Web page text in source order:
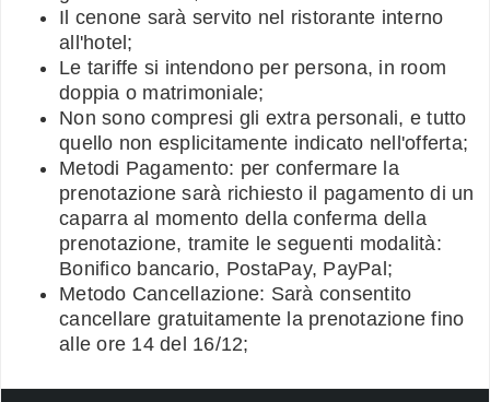
Il cenone sarà servito nel ristorante interno
all'hotel;
Le tariffe si intendono per persona, in room
doppia o matrimoniale;
Non sono compresi gli extra personali, e tutto
quello non esplicitamente indicato nell'offerta;
Metodi Pagamento: per confermare la
prenotazione sarà richiesto il pagamento di un
caparra al momento della conferma della
prenotazione, tramite le seguenti modalità:
Bonifico bancario, PostaPay, PayPal;
Metodo Cancellazione: Sarà consentito
cancellare gratuitamente la prenotazione fino
alle ore 14 del 16/12;